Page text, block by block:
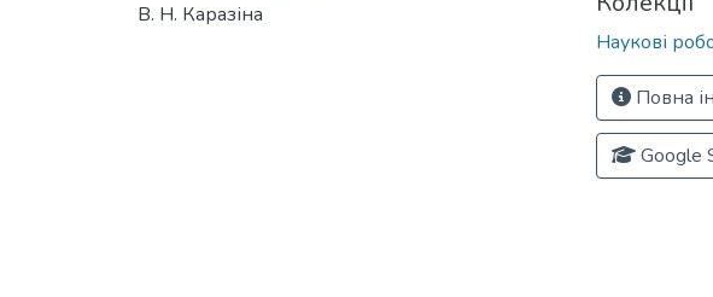
В. Н. Каразіна
Наукові
Повна
Google